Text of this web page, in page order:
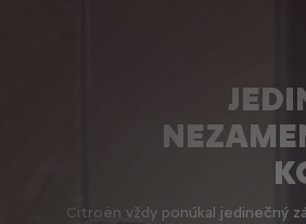
Citroën vždy ponúkal jedinečný